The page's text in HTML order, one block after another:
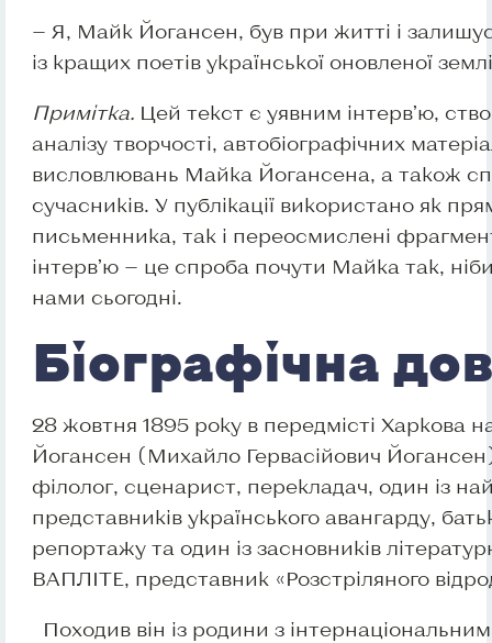
— Я, Майк Йогансен, був при житті і
із кращих поетів української оновленої
Примітка. Цей текст є уявним інтерв’ю,
аналізу творчості, автобіографічних
висловлювань Майка Йогансена, а також
сучасників. У публікації використано як
письменника, так і переосмислені
інтерв’ю — це спроба почути Майка так, ніби
нами сьогодні.
Біографічна
28 жовтня 1895 року в передмісті Харкова
Йогансен (Михайло Гервасійович Йогансен)
філолог, сценарист, перекладач, один із
представників українського авангарду,
репортажу та один із засновників
ВАПЛІТЕ, представник «Розстріляного
Походив він із родини з